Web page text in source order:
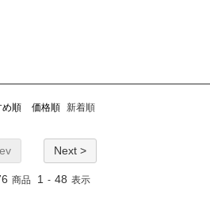
め順 価格順 新着順
Next >
商品 1 - 48 表示